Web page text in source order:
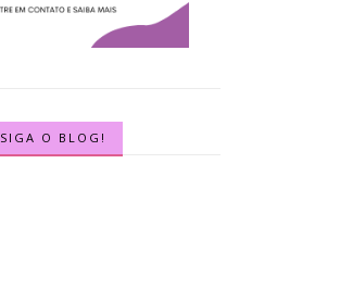
SIGA O BLOG!